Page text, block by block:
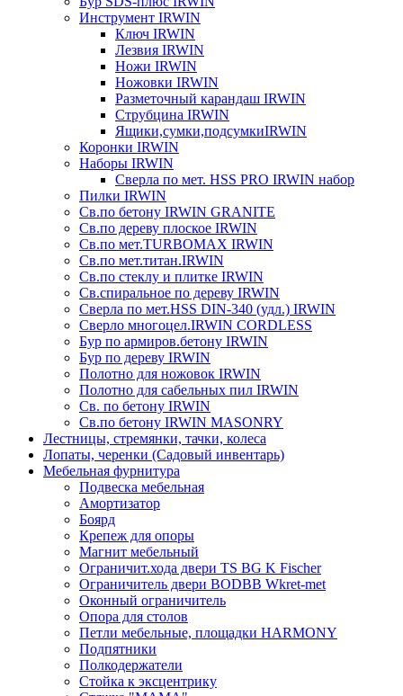
Инструмент IRWIN
Ключ IRWIN
Лезвия IRWIN
Ножи IRWIN
Ножовки IRWIN
Разметочный карандаш IRWIN
Струбцина IRWIN
Ящики,сумки,подсумкиIRWIN
Коронки IRWIN
Наборы IRWIN
Сверла по мет. HSS PRO IRWIN набор
Пилки IRWIN
Св.по бетону IRWIN GRANITE
Св.по дереву плоское IRWIN
Св.по мет.TURBOMAX IRWIN
Св.по мет.титан.IRWIN
Св.по стеклу и плитке IRWIN
Св.спиральное по дереву IRWIN
Сверла по мет.HSS DIN-340 (удл.) IRWIN
Сверло многоцел.IRWIN CORDLESS
Бур по армиров.бетону IRWIN
Бур по дереву IRWIN
Полотно для ножовок IRWIN
Полотно для сабельных пил IRWIN
Св. по бетону IRWIN
Св.по бетону IRWIN MASONRY
Лестницы, стремянки, тачки, колеса
Лопаты, черенки (Садовый инвентарь)
Мебельная фурнитура
Подвеска мебельная
Амортизатор
Боярд
Крепеж для опоры
Магнит мебельный
Ограничит.хода двери TS BG K Fischer
Ограничитель двери BODBB Wkret-met
Оконный ограничитель
Опора для столов
Петли мебельные, площадки HARMONY
Подпятники
Полкодержатели
Стойка к эксцентрику